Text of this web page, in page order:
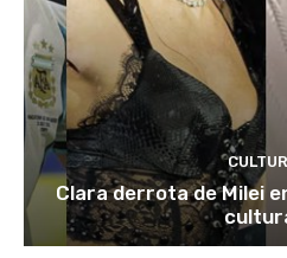
Clara derrota de Milei